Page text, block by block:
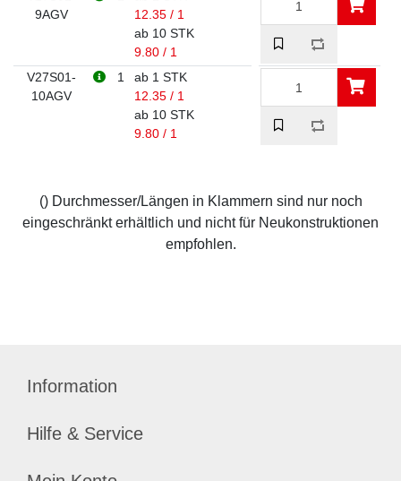
9AGV
12.35 / 1
ab 10 STK
9.80 / 1
V27S01-
10AGV
1
ab 1 STK
12.35 / 1
ab 10 STK
9.80 / 1
() Durchmesser/Längen in Klammern sind nur noch
eingeschränkt erhältlich und nicht für Neukonstruktionen
empfohlen.
Information
Hilfe & Service